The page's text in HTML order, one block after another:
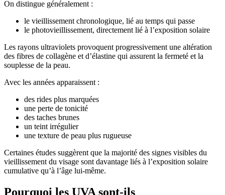
On distingue généralement :
le vieillissement chronologique, lié au temps qui passe
le photovieillissement, directement lié à l’exposition solaire
Les rayons ultraviolets provoquent progressivement une altération
des fibres de collagène et d’élastine qui assurent la fermeté et la
souplesse de la peau.
Avec les années apparaissent :
des rides plus marquées
une perte de tonicité
des taches brunes
un teint irrégulier
une texture de peau plus rugueuse
Certaines études suggèrent que la majorité des signes visibles du
vieillissement du visage sont davantage liés à l’exposition solaire
cumulative qu’à l’âge lui-même.
Pourquoi les UVA sont-ils